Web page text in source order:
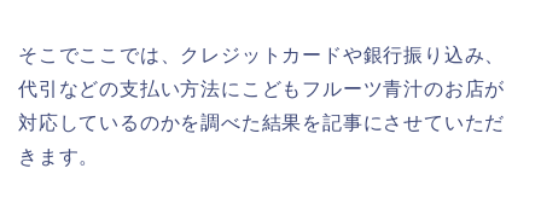
そこでここでは、クレジットカードや銀行振り込み、
代引などの支払い方法にこどもフルーツ青汁のお店が
対応しているのかを調べた結果を記事にさせていただ
きます。